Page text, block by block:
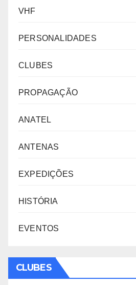
VHF
PERSONALIDADES
CLUBES
PROPAGAÇÃO
ANATEL
ANTENAS
EXPEDIÇÕES
HISTÓRIA
EVENTOS
CLUBES